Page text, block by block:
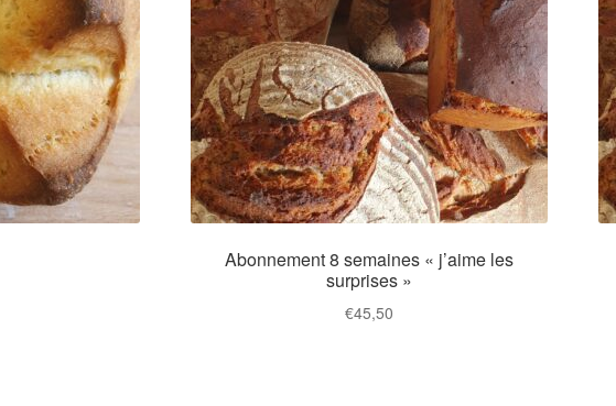
Abonnement 8 semaines « j’aime les
surprises »
€45,50